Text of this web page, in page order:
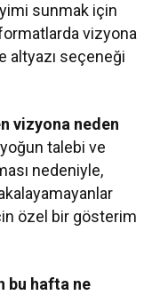
sunmak için
vizyona
altyazı seçeneği
vizyona neden
talebi ve
nedeniyle,
özel bir gösterim
bu hafta ne